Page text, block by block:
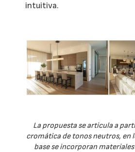
intuitiva.
La propuesta se articula a
cromática de tonos neutros, en
base se incorporan